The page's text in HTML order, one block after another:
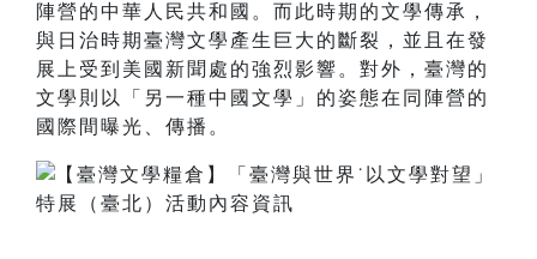
陣營的中華人民共和國。而此時期的文學傳承，
與日治時期臺灣文學產生巨大的斷裂，並且在發
展上受到美國新聞處的強烈影響。對外，臺灣的
文學則以「另一種中國文學」的姿態在同陣營的
國際間曝光、傳播。